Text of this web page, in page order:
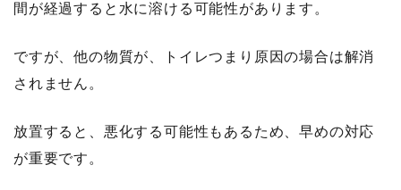
間が経過すると水に溶ける可能性があります。
ですが、他の物質が、トイレつまり原因の場合は解消
されません。
放置すると、悪化する可能性もあるため、早めの対応
が重要です。